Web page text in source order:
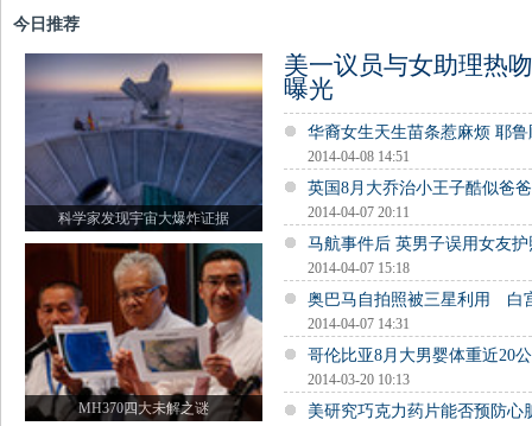
今日推荐
科学家发现宇宙大爆炸证据
MH370四大未解之谜
美一议员与女助理热
曝光
华裔女生天生苗条惹麻烦 耶
2014-04-08 14:51
英国8月大乔治小王子酷似爸
2014-04-07 20:11
马航事件后 英男子误用女友
2014-04-07 15:18
奥巴马自拍照被三星利用 白
2014-04-07 14:31
哥伦比亚8月大男婴体重近20
2014-03-20 10:13
美研究巧克力药片能否预防心